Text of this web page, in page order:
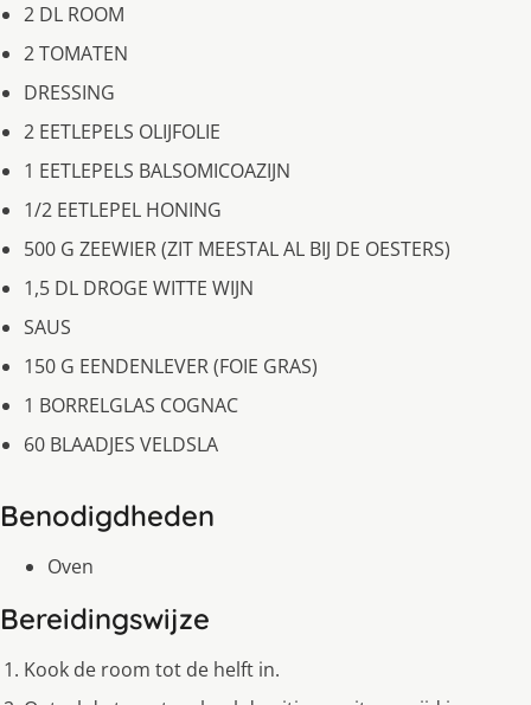
2 DL ROOM
2 TOMATEN
DRESSING
2 EETLEPELS OLIJFOLIE
1 EETLEPELS BALSOMICOAZIJN
1/2 EETLEPEL HONING
500 G ZEEWIER (ZIT MEESTAL AL BIJ DE OESTERS)
1,5 DL DROGE WITTE WIJN
SAUS
150 G EENDENLEVER (FOIE GRAS)
1 BORRELGLAS COGNAC
60 BLAADJES VELDSLA
Benodigdheden
Oven
Bereidingswijze
Kook de room tot de helft in.